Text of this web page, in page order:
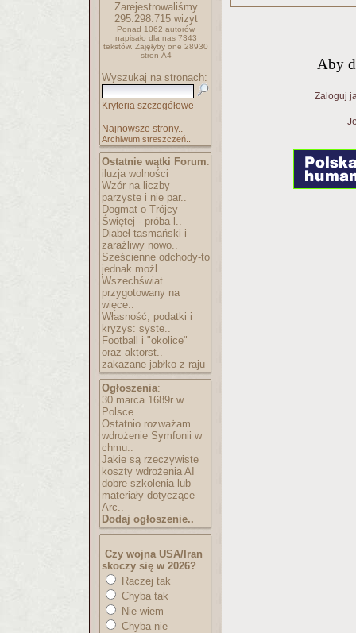
Zarejestrowaliśmy
295.298.715wizyt
Ponad 1062 autorów
napisało dla nas 7343
tekstów. Zajęłyby one 28930
stron A4
Wyszukaj na stronach:
Kryteria szczegółowe
Najnowsze strony..
Archiwum streszczeń..
Ostatnie wątki Forum:
iluzja wolności
Wzór na liczby
parzyste i nie par..
Dogmat o Trójcy
Świętej - próba l..
Diabeł tasmański i
zaraźliwy nowo..
Sześcienne odchody-to
jednak możl..
Wszechświat
przygotowany na
więce..
Własność, podatki i
kryzys: syste..
Football i "okolice"
oraz aktorst..
zakazane jabłko z raju
Ogłoszenia:
30 marca 1689r w
Polsce
Ostatnio rozważam
wdrożenie Symfonii w
chmu..
Jakie są rzeczywiste
koszty wdrożenia AI
dobre szkolenia lub
materiały dotyczące
Arc..
Dodaj ogłoszenie..
Czy wojna USA/Iran
skoczy się w 2026?
Raczej tak
Chyba tak
Nie wiem
Chyba nie
Aby
Zaloguj